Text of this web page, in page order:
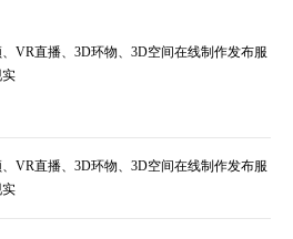
VR直播、3D环物、3D空间在线制作发布服
VR直播、3D环物、3D空间在线制作发布服